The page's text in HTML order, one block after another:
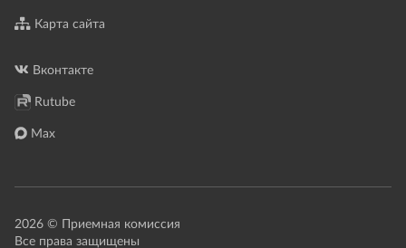
Карта сайта
Вконтакте
Rutube
Max
2026 © Приемная комиссия
Все права защищены